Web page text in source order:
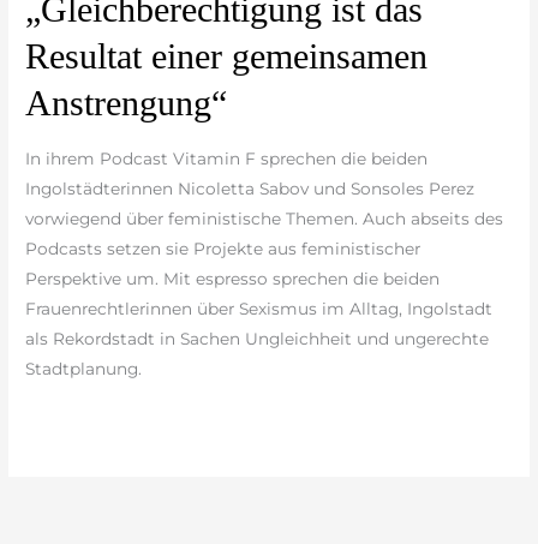
„Gleichberechtigung ist das
Resultat einer gemeinsamen
Anstrengung“
In ihrem Podcast Vitamin F sprechen die beiden
Ingolstädterinnen Nicoletta Sabov und Sonsoles Perez
vorwiegend über feministische Themen. Auch abseits des
Podcasts setzen sie Projekte aus feministischer
Perspektive um. Mit espresso sprechen die beiden
Frauenrechtlerinnen über Sexismus im Alltag, Ingolstadt
als Rekordstadt in Sachen Ungleichheit und ungerechte
Stadtplanung.
ist
das
Resultat
einer
gemeinsamen
Anstrengung“